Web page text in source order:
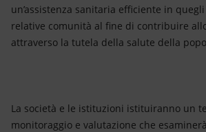
un’assistenza sanitaria efficiente in
relative comunità al fine di contribuire
attraverso la tutela della salute della
La società e le istituzioni istituiranno un
monitoraggio e valutazione che